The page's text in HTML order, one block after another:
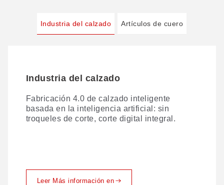
Industria del calzado Artículos de cuero
Industria del calzado
Fabricación 4.0 de calzado inteligente
basada en la inteligencia artificial: sin
troqueles de corte, corte digital integral.
Leer Más información en
Artículos de cuero
El corte tradicional del cuero plantea
numerosos retos. A continuación te
explicamos cómo los resuelve GBOS.
Leer Más información en